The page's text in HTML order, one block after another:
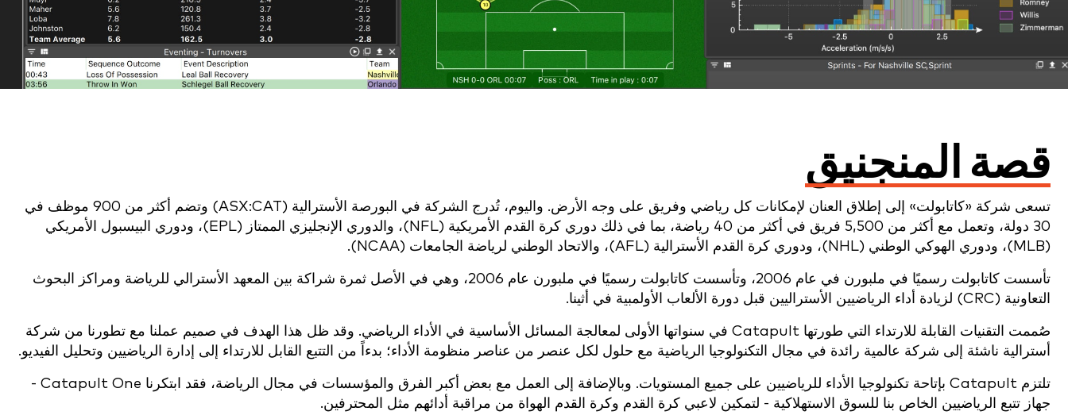
قصة المنجنيق
تسعى شركة «كاتابولت» إلى إطلاق العنان لإمكانات كل رياضي وفريق على وجه الأرض. واليوم، تُدرج الشركة في البورصة الأسترالية (ASX:CAT) وتضم أكثر من 900 موظف في
30 دولة، وتعمل مع أكثر من 5,500 فريق في أكثر من 40 رياضة، بما في ذلك دوري كرة القدم الأمريكية (NFL)، والدوري الإنجليزي الممتاز (EPL)، ودوري البيسبول الأمريكي
(MLB)، ودوري الهوكي الوطني (NHL)، ودوري كرة القدم الأسترالية (AFL)، والاتحاد الوطني لرياضة الجامعات (NCAA).
تأسست كاتابولت رسميًا في ملبورن في عام 2006، وتأسست كاتابولت رسميًا في ملبورن عام 2006، وهي في الأصل ثمرة شراكة بين المعهد الأسترالي للرياضة ومراكز البحوث
التعاونية (CRC) لزيادة أداء الرياضيين الأستراليين قبل دورة الألعاب الأولمبية في أثينا.
صُممت التقنيات القابلة للارتداء التي طورتها Catapult في سنواتها الأولى لمعالجة المسائل الأساسية في الأداء الرياضي. وقد ظل هذا الهدف في صميم عملنا مع تطورنا من شركة
أسترالية ناشئة إلى شركة عالمية رائدة في مجال التكنولوجيا الرياضية مع حلول لكل عنصر من عناصر منظومة الأداء؛ بدءاً من التتبع القابل للارتداء إلى إدارة الرياضيين وتحليل الفيديو.
تلتزم Catapult بإتاحة تكنولوجيا الأداء للرياضيين على جميع المستويات. وبالإضافة إلى العمل مع بعض أكبر الفرق والمؤسسات في مجال الرياضة، فقد ابتكرنا Catapult One -
جهاز تتبع الرياضيين الخاص بنا للسوق الاستهلاكية - لتمكين لاعبي كرة القدم وكرة القدم الهواة من مراقبة أدائهم مثل المحترفين.